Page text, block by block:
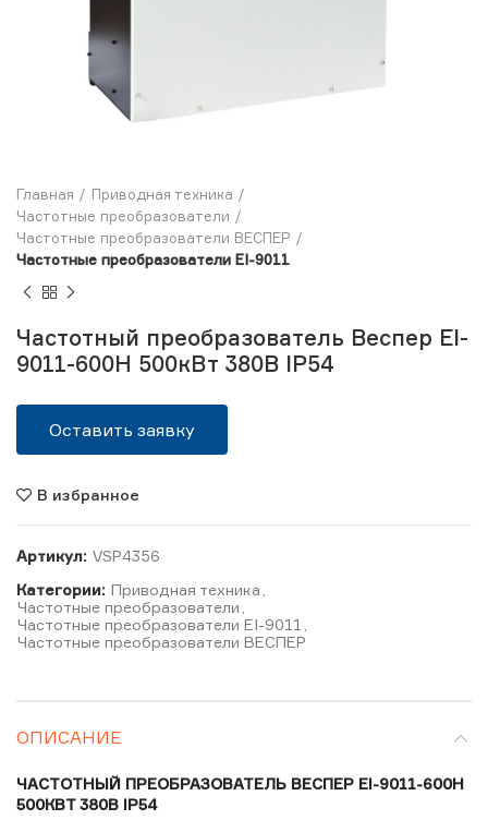
Главная
Приводная техника
Частотные преобразователи
Частотные преобразователи ВЕСПЕР
Частотные преобразователи EI-9011
Частотный преобразователь Веспер EI-
9011-600Н 500кВт 380В IP54
Оставить заявку
В избранное
Артикул: VSP4356
Категории: Приводная техника
Частотные преобразователи
Частотные преобразователи EI-9011
Частотные преобразователи ВЕСПЕР
ОПИСАНИЕ
ЧАСТОТНЫЙ ПРЕОБРАЗОВАТЕЛЬ ВЕСПЕР EI-9011-600Н
500КВТ 380В IP54